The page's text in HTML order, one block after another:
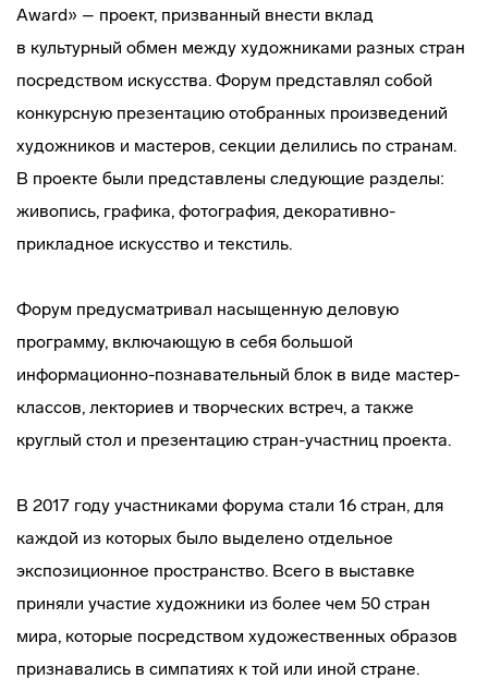
Award» – проект, призванный внести вклад
в культурный обмен между художниками разных стран
посредством искусства. Форум представлял собой
конкурсную презентацию отобранных произведений
художников и мастеров, секции делились по странам.
В проекте были представлены следующие разделы:
живопись, графика, фотография, декоративно-
прикладное искусство и текстиль.
Форум предусматривал насыщенную деловую
программу, включающую в себя большой
информационно-познавательный блок в виде мастер-
классов, лекториев и творческих встреч, а также
круглый стол и презентацию стран-участниц проекта.
В 2017 году участниками форума стали 16 стран, для
каждой из которых было выделено отдельное
экспозиционное пространство. Всего в выставке
приняли участие художники из более чем 50 стран
мира, которые посредством художественных образов
признавались в симпатиях к той или иной стране.